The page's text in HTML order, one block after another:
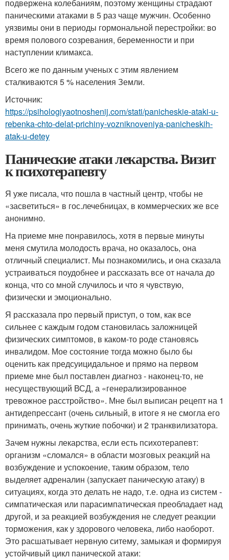
подвержена колебаниям, поэтому женщины страдают
паническими атаками в 5 раз чаще мужчин. Особенно
уязвимы они в периоды гормональной перестройки: во
время полового созревания, беременности и при
наступлении климакса.
Всего же по данным ученых с этим явлением
сталкиваются 5 % населения Земли.
Источник:
https://psihologiyaotnoshenij.com/stati/panicheskie-ataki-u-
rebenka-chto-delat-prichiny-vozniknoveniya-panicheskih-
atak-u-detey
Панические атаки лекарства. Визит
к психотерапевту
Я уже писала, что пошла в частный центр, чтобы не
«засветиться» в гос.лечебницах, в коммерческих же все
анонимно.
На приеме мне понравилось, хотя в первые минуты
меня смутила молодость врача, но оказалось, она
отличный специалист. Мы познакомились, и она сказала
устраиваться поудобнее и рассказать все от начала до
конца, что со мной случилось и что я чувствую,
физически и эмоционально.
Я рассказала про первый приступ, о том, как все
сильнее с каждым годом становилась заложницей
физических симптомов, в каком-то роде становясь
инвалидом. Мое состояние тогда можно было бы
оценить как предсуицидальное и прямо на первом
приеме мне был поставлен диагноз - наконец-то, не
несуществующий ВСД, а «генерализированное
тревожное расстройство». Мне был выписан рецепт на 1
антидепрессант (очень сильный, в итоге я не смогла его
принимать, очень жуткие побочки) и 2 транквилизатора.
Зачем нужны лекарства, если есть психотерапевт:
организм «сломался» в области мозговых реакций на
возбуждение и успокоение, таким образом, тело
выделяет адреналин (запускает паническую атаку) в
ситуациях, когда это делать не надо, т.е. одна из систем -
симпатическая или парасимпатическая преобладает над
другой, и за реакцией возбуждения не следует реакции
торможения, как у здорового человека, либо наоборот.
Это расшатывает нервную ситему, замыкая и формируя
устойчивый цикл панической атаки: